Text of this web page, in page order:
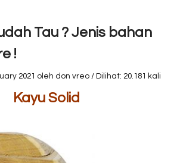
Tau ? Jenis bahan
!
2021 oleh don vreo / Dilihat: 20.181 kali
Kayu Solid